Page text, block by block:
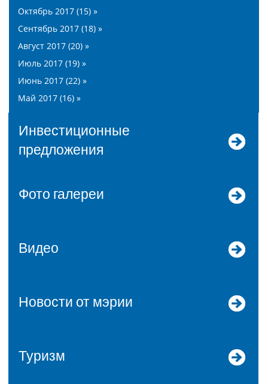
Октябрь 2017 (15) »
Сентябрь 2017 (18) »
Август 2017 (20) »
Июль 2017 (19) »
Июнь 2017 (22) »
Май 2017 (16) »
Инвестиционные
предложения
Фото галереи
Видео
Новости от мэрии
Туризм